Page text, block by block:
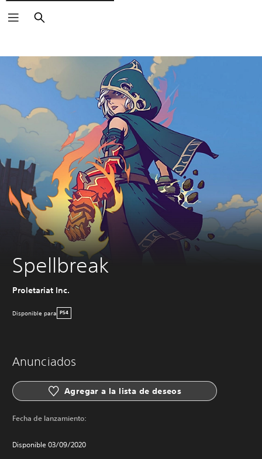
Buscar
Spellbreak
Proletariat Inc.
Disponible para PS4
Anunciados
Agregar a la lista de deseos
Fecha de lanzamiento:
Disponible 03/09/2020